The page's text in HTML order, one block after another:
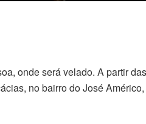
onde será velado. A partir
no bairro do José